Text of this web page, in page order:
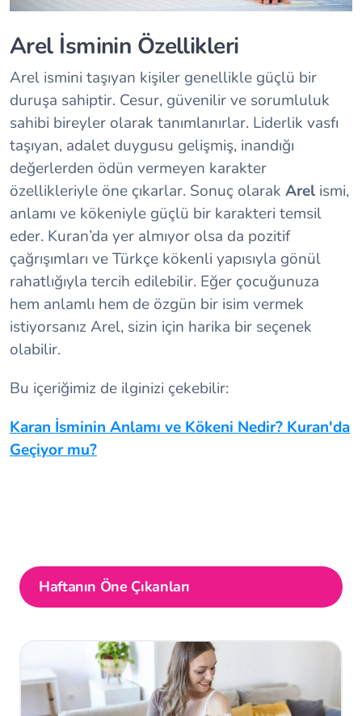
Arel İsminin Özellikleri
Arel ismini taşıyan kişiler genellikle güçlü bir
duruşa sahiptir. Cesur, güvenilir ve sorumluluk
sahibi bireyler olarak tanımlanırlar. Liderlik vasfı
taşıyan, adalet duygusu gelişmiş, inandığı
değerlerden ödün vermeyen karakter
özellikleriyle öne çıkarlar. Sonuç olarak Arel ismi,
anlamı ve kökeniyle güçlü bir karakteri temsil
eder. Kuran’da yer almıyor olsa da pozitif
çağrışımları ve Türkçe kökenli yapısıyla gönül
rahatlığıyla tercih edilebilir. Eğer çocuğunuza
hem anlamlı hem de özgün bir isim vermek
istiyorsanız Arel, sizin için harika bir seçenek
olabilir.
Bu içeriğimiz de ilginizi çekebilir:
Karan İsminin Anlamı ve Kökeni Nedir? Kuran'da
Geçiyor mu?
Haftanın Öne Çıkanları